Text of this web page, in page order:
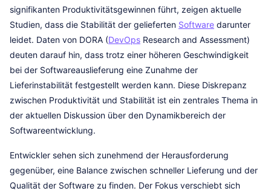
signifikanten Produktivitätsgewinnen führt, zeigen aktuelle
Studien, dass die Stabilität der gelieferten Software darunter
leidet. Daten von DORA (DevOps Research and Assessment)
deuten darauf hin, dass trotz einer höheren Geschwindigkeit
bei der Softwareauslieferung eine Zunahme der
Lieferinstabilität festgestellt werden kann. Diese Diskrepanz
zwischen Produktivität und Stabilität ist ein zentrales Thema in
der aktuellen Diskussion über den Dynamikbereich der
Softwareentwicklung.
Entwickler sehen sich zunehmend der Herausforderung
gegenüber, eine Balance zwischen schneller Lieferung und der
Qualität der Software zu finden. Der Fokus verschiebt sich